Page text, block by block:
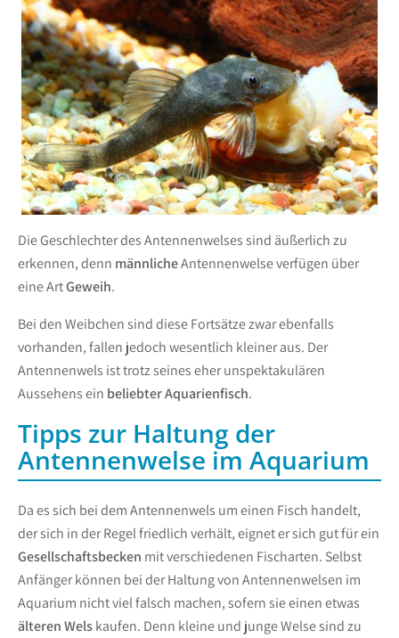
Die Geschlechter des Antennenwelses sind äußerlich zu
erkennen, denn männlicheAntennenwelse verfügen über
eine ArtGeweih.
Bei den Weibchen sind diese Fortsätze zwar ebenfalls
vorhanden, fallen jedoch wesentlich kleiner aus. Der
Antennenwels ist trotz seines eher unspektakulären
Aussehens ein beliebter Aquarienfisch.
Tipps zur Haltung der
Antennenwelse im Aquarium
Da es sich bei dem Antennenwels um einen Fisch handelt,
der sich in der Regel friedlich verhält, eignet er sich gut für ein
Gesellschaftsbecken mit verschiedenen Fischarten. Selbst
Anfänger können bei der Haltung von Antennenwelsen im
Aquarium nicht viel falsch machen, sofern sie einen etwas
älteren Welskaufen. Denn kleine und junge Welse sind zu